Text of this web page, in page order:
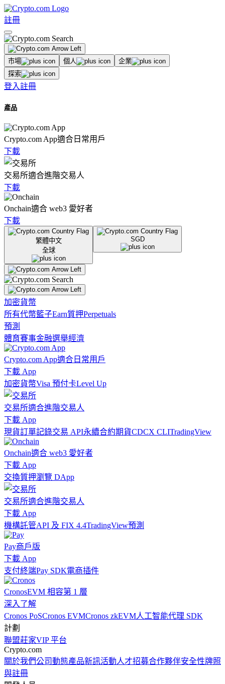
註冊
市場 個人
企業
探索
登入註冊
產品
Crypto.com App適合日常用戶
下載
交易所適合進階交易人
下載
Onchain適合 web3 愛好者
下載
繁體中文
全球
SGD
加密貨幣
所有代幣籃子Earn質押Perpetuals
預測
體育賽事金融選舉經濟
Crypto.com App適合日常用戶
下載 App
加密貨幣Visa 預付卡Level Up
交易所適合進階交易人
下載 App
現貨訂單記錄交易 API永續合約期貨CDCX CLITradingView
Onchain適合 web3 愛好者
下載 App
交換質押瀏覽 DApp
交易所適合進階交易人
下載 App
機構託管API 及 FIX 4.4TradingView預測
Pay商戶版
下載 App
支付終端Pay SDK電商插件
CronosEVM 相容第 1 層
深入了解
Cronos PoSCronos EVMCronos zkEVM人工智能代理 SDK
計劃
聯盟莊家VIP 平台
Crypto.com
關於我們公司動態產品新訊活動人才招募合作夥伴安全性牌照
與註冊